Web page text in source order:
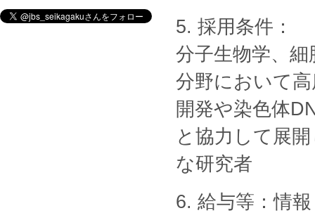
5. 採用条件：
分子生物学、
分野において
開発や染色体
と協力して展
な研究者
6. 給与等：情